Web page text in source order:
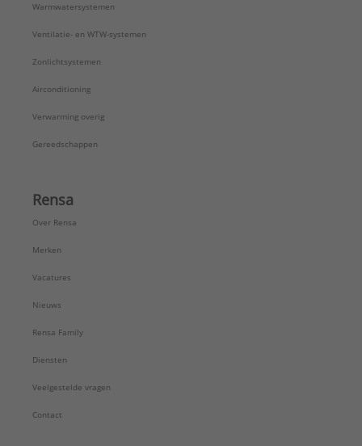
Warmwatersystemen
Ventilatie- en WTW-systemen
Zonlichtsystemen
Airconditioning
Verwarming overig
Gereedschappen
Rensa
Over Rensa
Merken
Vacatures
Nieuws
Rensa Family
Diensten
Veelgestelde vragen
Contact